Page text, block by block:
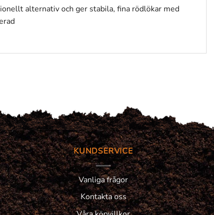
alternativ och ger stabila, fina rödlökar med
KUNDSERVICE
Vanliga frågor
Kontakta oss